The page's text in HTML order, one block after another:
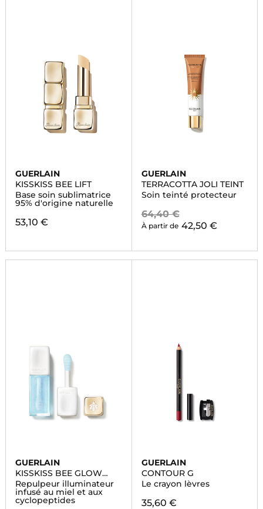
GUERLAIN
KISSKISS BEE LIFT
Base soin sublimatrice
95% d'origine naturelle
53,10 €
GUERLAIN
TERRACOTTA JOLI TEINT
Soin teinté protecteur
64,40 €
À partir de 42,50 €
GUERLAIN
KISSKISS BEE GLOW
PLUMP
Repulpeur illuminateur
infusé au miel et aux
cyclopeptides
GUERLAIN
CONTOUR G
Le crayon lèvres
35,60 €